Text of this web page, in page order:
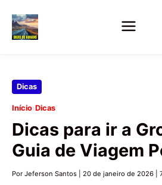
Pular
conteúdo
principal
Dicas
Início›Dicas
Dicas para ir a
Guia de Viagem
Por Jeferson Santos 20 de janeiro de 2026